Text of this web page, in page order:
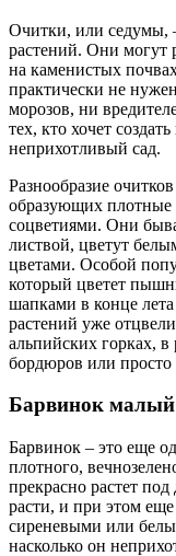
Очитки, или седумы,
растений. Они могут
на каменистых
практически не
морозов, ни
тех, кто хочет
неприхотливый сад.
Разнообразие
образующих
соцветиями. Они
листвой, цветут
цветами. Особой
который цветет
шапками в конце
растений уже
альпийских горках, в
бордюров или просто
Барвинок
Барвинок – это еще
плотного,
прекрасно растет
расти, и при этом
сиреневыми или
насколько он